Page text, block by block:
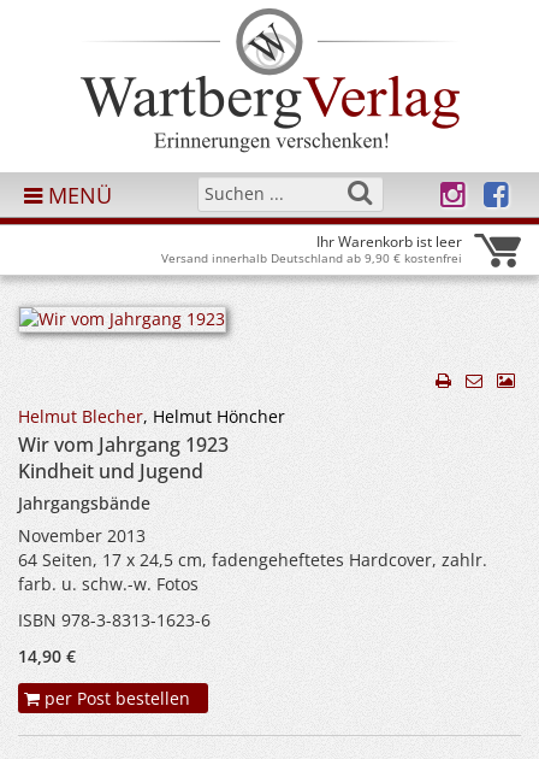
MENÜ
Ihr Warenkorb ist leer
Versand innerhalb Deutschland ab 9,90 € kostenfrei
Helmut Blecher, Helmut Höncher
Wir vom Jahrgang 1923
Kindheit und Jugend
Jahrgangsbände
November 2013
64 Seiten, 17 x 24,5 cm, fadengeheftetes Hardcover, zahlr.
farb. u. schw.-w. Fotos
ISBN 978-3-8313-1623-6
14,90 €
per Post bestellen